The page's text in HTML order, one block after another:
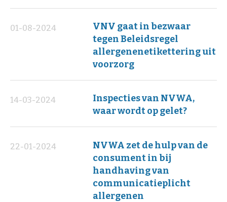
VNV gaat in bezwaar
tegen Beleidsregel
allergenenetikettering uit
voorzorg
01-08-2024
Inspecties van NVWA,
waar wordt op gelet?
14-03-2024
NVWA zet de hulp van de
consument in bij
handhaving van
communicatieplicht
allergenen
22-01-2024